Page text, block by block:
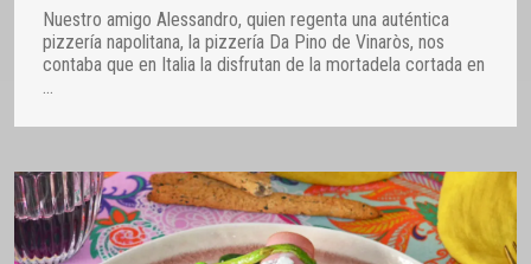
Nuestro amigo Alessandro, quien regenta una auténtica
pizzería napolitana, la pizzería Da Pino de Vinaròs, nos
contaba que en Italia la disfrutan de la mortadela cortada en